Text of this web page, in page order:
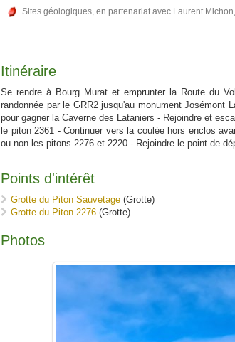
Sites géologiques, en partenariat avec Laurent Michon,
Itinéraire
Se rendre à Bourg Murat et emprunter la Route du
randonnée par le GRR2 jusqu'au monument
pour gagner la Caverne des Lataniers - Rejoindre et
le piton 2361 - Continuer vers la coulée hors enclos
ou non les pitons 2276 et 2220 - Rejoindre le point de
Points d'intérêt
Grotte du Piton Sauvetage (Grotte)
Grotte du Piton 2276 (Grotte)
Photos